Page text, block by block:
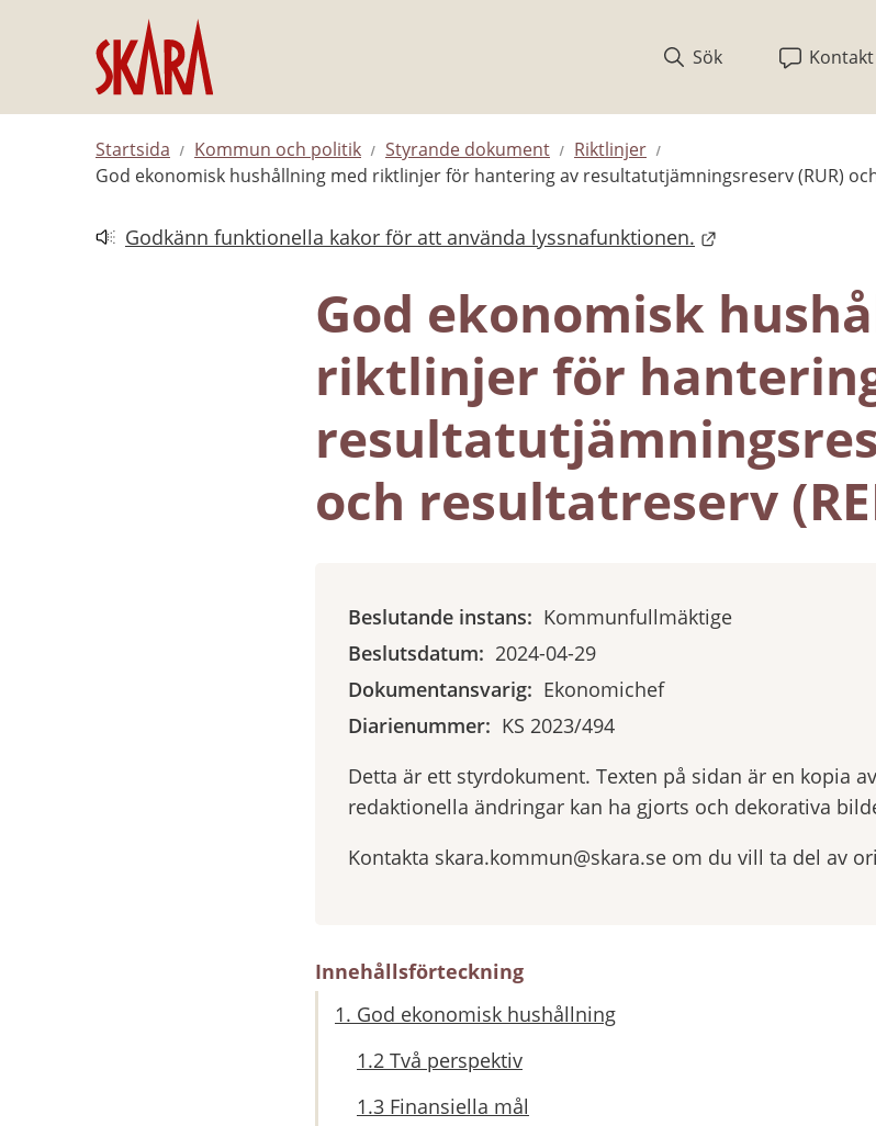
Hoppa till innehåll
Sök
Kontakt
Startsida Kommun och politik Styrande dokument
Riktlinjer
God ekonomisk hushållning med riktlinjer för hantering av resultatutjämningsreserv (RUR)
Godkänn funktionella kakor för att använda lyssnafunktionen.
Länk till annan webbplats.
God ekonomisk
riktlinjer för
och resultatreserv
Beslutande instans: Kommunfullmäktige
Beslutsdatum: 2024-04-29
Dokumentansvarig: Ekonomichef
Diarienummer: KS 2023/494
Detta är ett styrdokument. Texten på sidan är en kopia
redaktionella ändringar kan ha gjorts och dekorativa
Kontakta skara.kommun@skara.se om du vill ta del av
Innehållsförteckning
1. God ekonomisk hushållning
1.2 Två perspektiv
1.3 Finansiella mål